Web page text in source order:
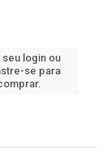
seu login ou
se para